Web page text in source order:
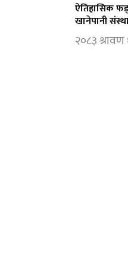
ऐतिहासिक
खानेपानी
२०८३